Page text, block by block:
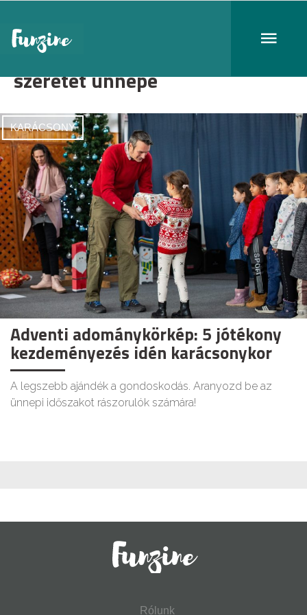
szeretet ünnepe
KARÁCSONY
Adventi adománykörkép: 5 jótékony
kezdeményezés idén karácsonykor
A legszebb ajándék a gondoskodás. Aranyozd be az
ünnepi időszakot rászorulók számára!
Rólunk